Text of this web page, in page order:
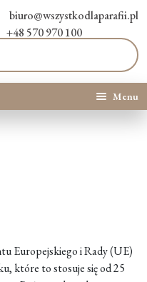
biuro@wszystkodlaparafii.pl
+48 570 970 100
Menu
Europejskiego i Rady (UE)
które to stosuje się od 25